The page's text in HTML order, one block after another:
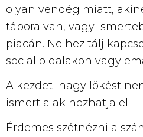
olyan vendég miatt,
tábora van, vagy
piacán. Ne hezitálj
social oldalakon vagy
A kezdeti nagy lökést
ismert alak hozhatja el.
Érdemes szétnézni a